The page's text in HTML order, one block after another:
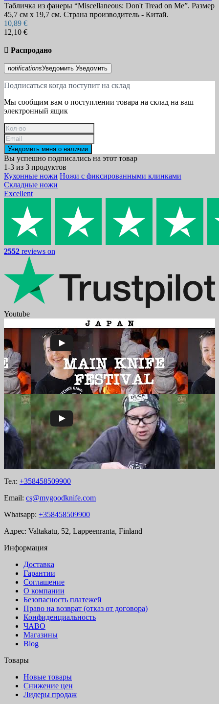
Табличка из фанеры “Miscellaneous: Don't Tread on Me”. Размер
45,7 см х 19,7 см. Страна производитель - Китай.
10,89 €
12,10 €
 Распродано
notificationsУведомить Уведомить
Подписаться когда поступит на склад
Мы сообщим вам о поступлении товара на склад на ваш
электронный ящик
Уведомить меня о наличии
Вы успешно подписались на этот товар
1-3 из 3 продуктов
Кухонные ножи Ножи с фиксированными клинками
Складные ножи
Excellent
2552 reviews on
Youtube
Тел: +358458509900
Email: cs@mygoodknife.com
Whatsapp: +358458509900
Адрес: Valtakatu, 52, Lappeenranta, Finland
Информация
Доставка
Гарантии
Соглашение
О компании
Безопасность платежей
Право на возврат (отказ от договора)
Конфиденциальность
ЧАВО
Магазины
Blog
Товары
Новые товары
Снижение цен
Лидеры продаж